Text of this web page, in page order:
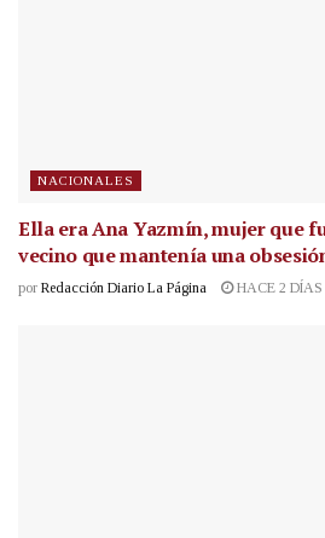
NACIONALES
Ella era Ana Yazmín, mujer que
vecino que mantenía una
por Redacción Diario La Página HACE 2 DÍAS